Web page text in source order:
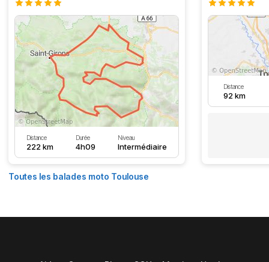
Distance
222 km
Durée
4h09
Niveau
Intermédiaire
Distance
92 km
Toutes les balades moto Toulouse